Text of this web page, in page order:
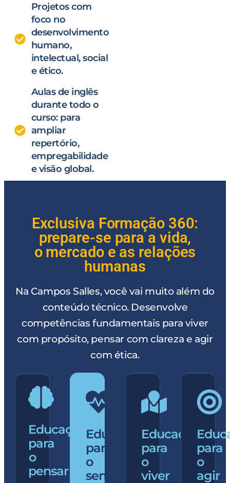
Projetos com
foco no
desenvolvimento
humano,
intelectual, social
e ético.
Aulas de inglês
durante todo o
curso: para
ampliar
repertório,
empregabilidade
e visão global.
Exclusiva Formação 360:
prepare-se para a vida,
o mercado e as relações
humanas
Na Campos Salles, você vai muito além do
conteúdo técnico. Desenvolve
competências fundamentais para viver
com propósito, pensar com clareza e agir
com ética.
Educação
para
o
pensar
Educação
para
o
sentir
Educação
para
o
viver
para
o
agir